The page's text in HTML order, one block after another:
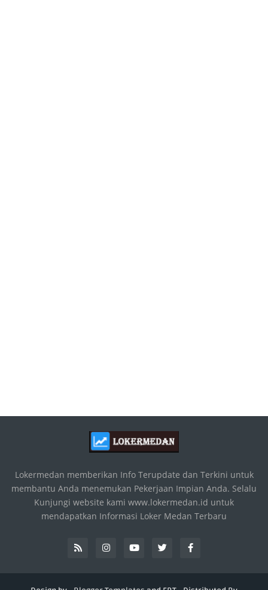
Lokermedan memberikan Info Terupdate dan Terkini untuk
membantu Anda menemukan Pekerjaan Impian Anda. Selalu
Kunjungi website kami www.lokermedan.id untuk
mendapatkan Informasi Loker Medan Terbaru